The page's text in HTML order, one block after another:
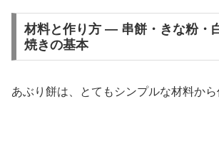
材料と作り方 — 串餅・きな粉・
焼きの基本
あぶり餅は、とてもシンプルな材料から